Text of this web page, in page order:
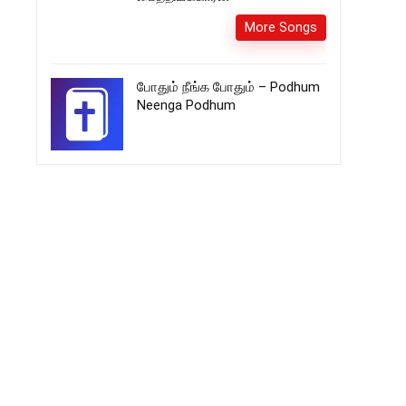
More Songs
போதும் நீங்க போதும் – Podhum
Neenga Podhum